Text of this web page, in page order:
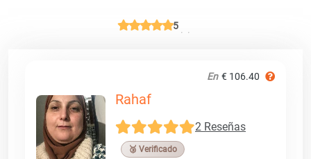
5
En € 106.40
Rahaf
2 Reseñas
🥉 Verificado